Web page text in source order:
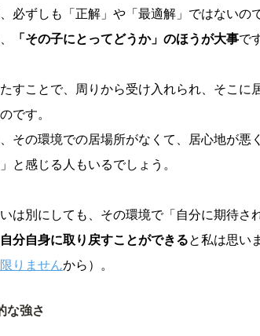
必ずしも「正解」や「最適解」ではないの
「その子にとってどうか」のほうが大事で
ことで、周りから受け入れられ、そこに
のです。
その環境での居場所がなくて、居心地が悪
と感じる人もいるでしょう。
別にしても、その環境で「自分に期待さ
分自身に取り戻すことができると私は思い
りませんから）。
な強さ